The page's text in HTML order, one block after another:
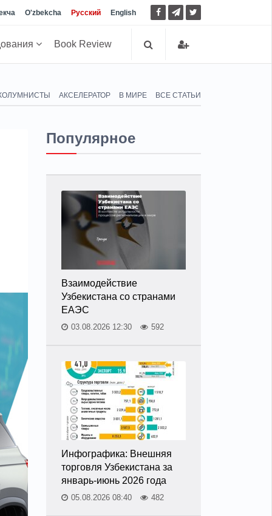
O'zbekcha Русский English
Book Review
АКСЕЛЕРАТОР В МИРЕ ВСЕ СТАТЬИ
Популярное
Взаимодействие
Узбекистана со странами
ЕАЭС
03.08.2026 12:30 592
Инфографика: Внешняя
торговля Узбекистана за
январь-июнь 2026 года
05.08.2026 08:40 482